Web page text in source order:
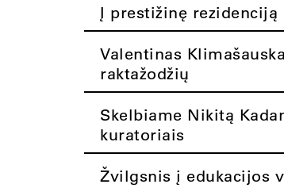
Į prestižinę
Valentinas
raktažodžių
Skelbiame Nikitą
kuratoriais
Žvilgsnis į edukacijos